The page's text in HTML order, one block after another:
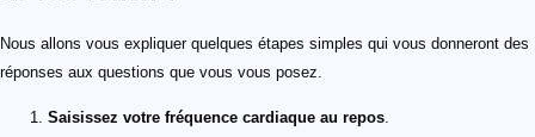
Nous allons vous expliquer quelques étapes simples qui vous donneront des
réponses aux questions que vous vous posez.
Saisissez votre fréquence cardiaque au repos.